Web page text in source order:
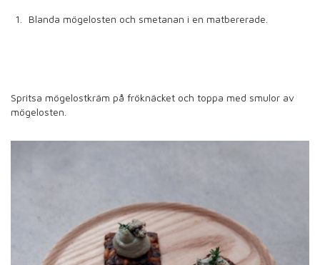
Blanda mögelosten och smetanan i en matbererade.
Spritsa mögelostkräm på fröknäcket och toppa med smulor av
mögelosten.